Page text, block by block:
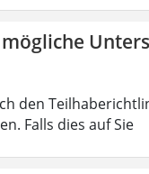
den
Falls dies auf Sie